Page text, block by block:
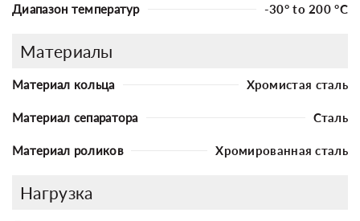
Диапазон температур -30° to 200 °C
Материалы
Материал кольца Хромистая сталь
Материал сепаратора Сталь
Материал роликов Хромированная сталь
Нагрузка